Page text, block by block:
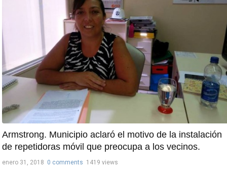
Armstrong. Municipio aclaró el motivo de la instalación
de repetidoras móvil que preocupa a los vecinos.
enero 31, 2018 0 comments 1419 views